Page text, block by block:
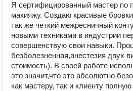
Я сертифицированный мастер по
макияжу. Создаю красивые
так же четкий межресничный
новыми техниками в индустрии
совершенствую свои навыки.
безболезненная,анестезия двух
стоимость). В своей работе
это значит,что это абсолютно
как мастеру, так и клиенту